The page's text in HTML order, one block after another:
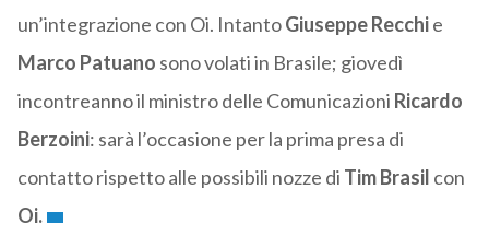
un’integrazione con Oi. IntantoGiuseppe Recchie
Marco Patuano sono volati in Brasile; giovedì
incontreanno il ministro delle Comunicazioni Ricardo
Berzoini: sarà l’occasione per la prima presa di
contatto rispetto alle possibili nozze di Tim Brasil con
Oi.